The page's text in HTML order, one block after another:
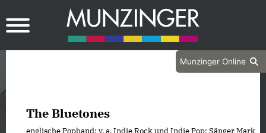
Munzinger Online
The Bluetones
englische Popband; v. a. Indie Rock und Indie Pop; Sänger Mark